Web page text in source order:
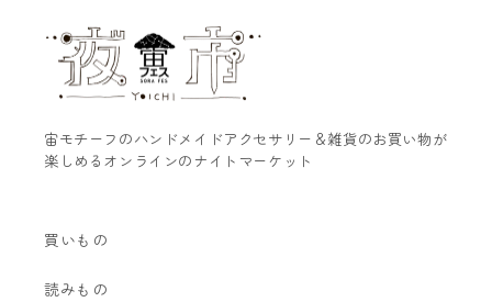
宙モチーフのハンドメイドアクセサリー＆雑貨のお買い物が
楽しめるオンラインのナイトマーケット
買いもの
読みもの